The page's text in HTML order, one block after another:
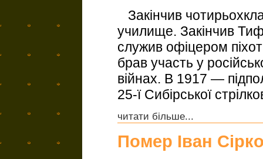
Закінчив
училище. Закінчив
служив офіцером
брав участь у
війнах. В 1917 —
25-ї Сибірської
читати більше...
Помер Іван